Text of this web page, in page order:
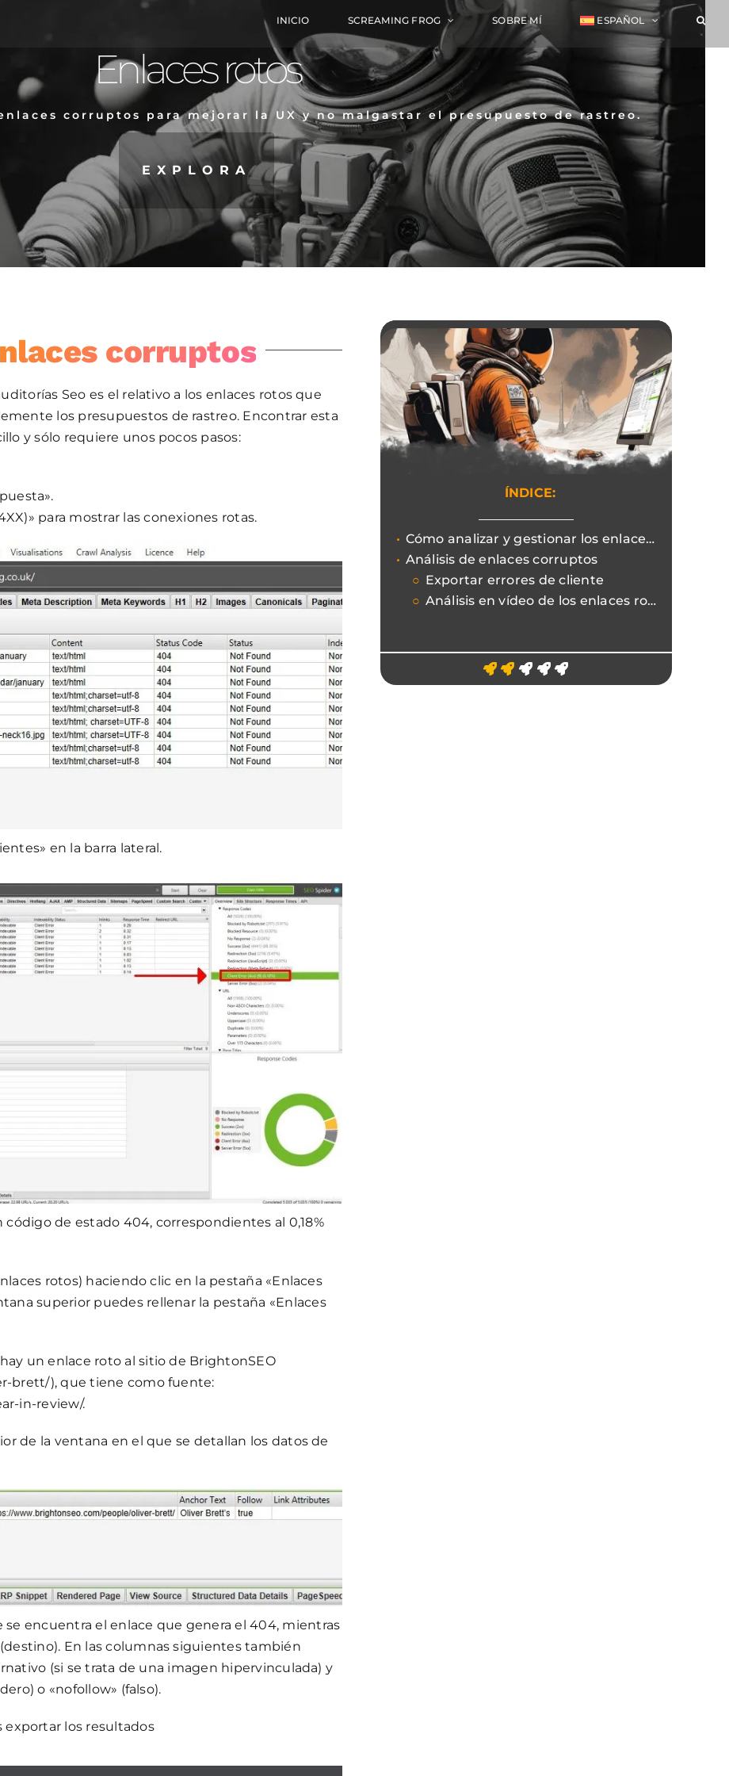
INICIO SCREAMING FROG SOBRE MÍ ESPAÑOL
Enlaces rotos
corruptos para mejorar la UX y no malgastar el presupuesto de rastreo.
EXPLORA
corruptos
Seo es el relativo a los enlaces rotos que
los presupuestos de rastreo. Encontrar esta
y sólo requiere unos pocos pasos:
para mostrar las conexiones rotas.
en la barra lateral.
de estado 404, correspondientes al 0,18%
rotos) haciendo clic en la pestaña «Enlaces
superior puedes rellenar la pestaña «Enlaces
un enlace roto al sitio de BrightonSEO
brett/), que tiene como fuente:
in-review/.
de la ventana en el que se detallan los datos de
encuentra el enlace que genera el 404, mientras
En las columnas siguientes también
(si se trata de una imagen hipervinculada) y
o «nofollow» (falso).
exportar los resultados
ÍNDICE:
Cómo analizar y gestionar los enlaces corruptos para mejorar la UX y no malgastar el presupuesto de rastreo.
Análisis de enlaces corruptos
Exportar errores de cliente
Análisis en vídeo de los enlaces rotos